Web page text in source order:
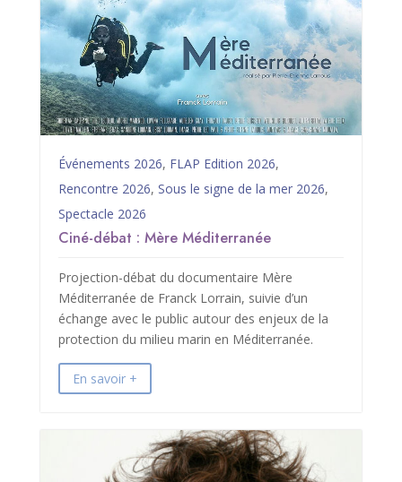
Événements 2026, FLAP Edition 2026,
Rencontre 2026, Sous le signe de la mer 2026,
Spectacle 2026
Ciné-débat : Mère Méditerranée
Projection-débat du documentaire Mère
Méditerranée de Franck Lorrain, suivie d’un
échange avec le public autour des enjeux de la
protection du milieu marin en Méditerranée.
En savoir +